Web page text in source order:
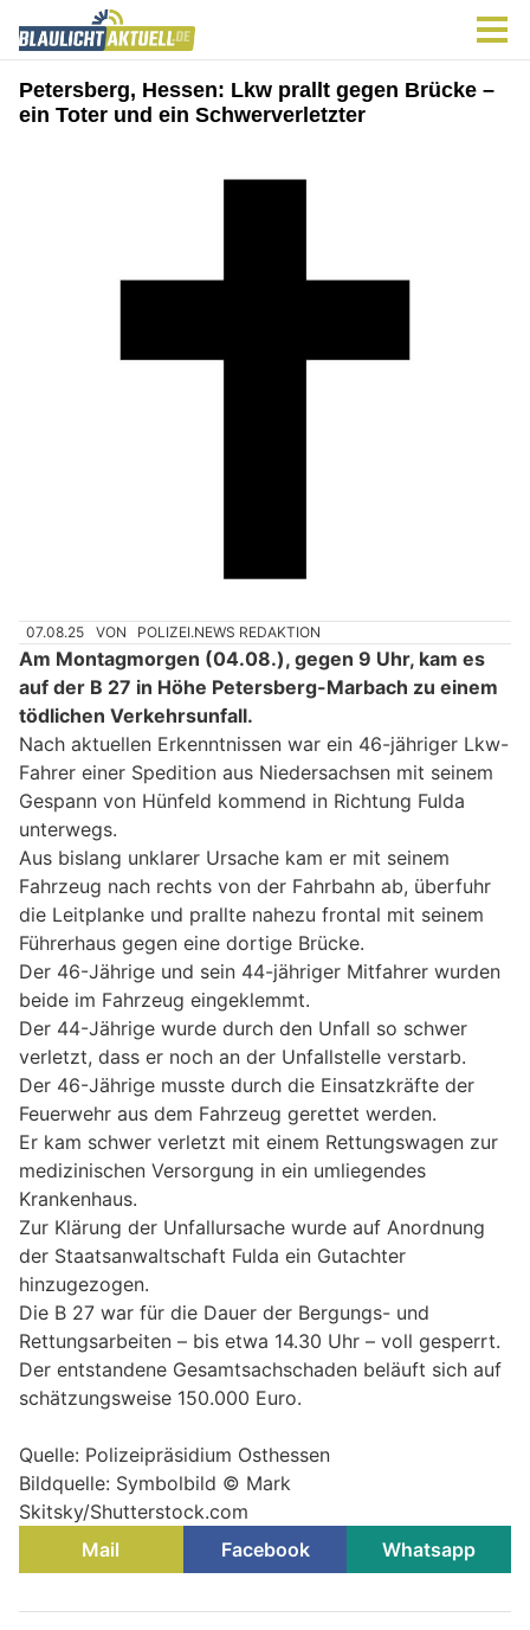
Petersberg, Hessen: Lkw prallt gegen Brücke –
ein Toter und ein Schwerverletzter
07.08.25 VON POLIZEI.NEWS REDAKTION
Am Montagmorgen (04.08.), gegen 9 Uhr, kam es
auf der B 27 in Höhe Petersberg-Marbach zu einem
tödlichen Verkehrsunfall.
Nach aktuellen Erkenntnissen war ein 46-jähriger Lkw-
Fahrer einer Spedition aus Niedersachsen mit seinem
Gespann von Hünfeld kommend in Richtung Fulda
unterwegs.
Aus bislang unklarer Ursache kam er mit seinem
Fahrzeug nach rechts von der Fahrbahn ab, überfuhr
die Leitplanke und prallte nahezu frontal mit seinem
Führerhaus gegen eine dortige Brücke.
Der 46-Jährige und sein 44-jähriger Mitfahrer wurden
beide im Fahrzeug eingeklemmt.
Der 44-Jährige wurde durch den Unfall so schwer
verletzt, dass er noch an der Unfallstelle verstarb.
Der 46-Jährige musste durch die Einsatzkräfte der
Feuerwehr aus dem Fahrzeug gerettet werden.
Er kam schwer verletzt mit einem Rettungswagen zur
medizinischen Versorgung in ein umliegendes
Krankenhaus.
Zur Klärung der Unfallursache wurde auf Anordnung
der Staatsanwaltschaft Fulda ein Gutachter
hinzugezogen.
Die B 27 war für die Dauer der Bergungs- und
Rettungsarbeiten – bis etwa 14.30 Uhr – voll gesperrt.
Der entstandene Gesamtsachschaden beläuft sich auf
schätzungsweise 150.000 Euro.
Quelle: Polizeipräsidium Osthessen
Bildquelle: Symbolbild © Mark
Skitsky/Shutterstock.com
Mail
Facebook Whatsapp